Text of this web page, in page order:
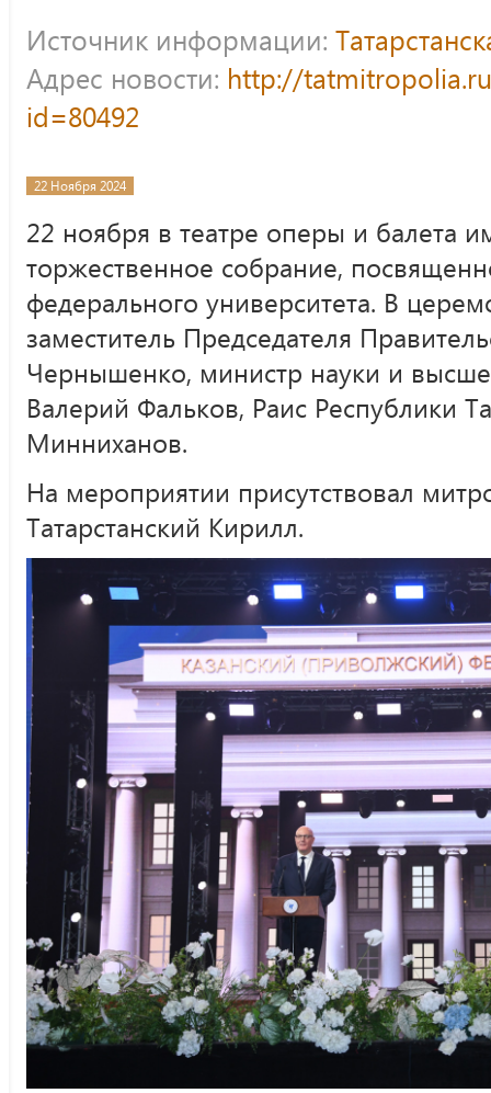
Источник информации:
Адрес новости: http://
id=80492
22 Ноября 2024
22 ноября в театре оперы и балета
торжественное собрание,
федерального университета. В
заместитель Председателя
Чернышенко, министр науки и
Валерий Фальков, Раис Республики
Минниханов.
На мероприятии присутствовал
Татарстанский Кирилл.